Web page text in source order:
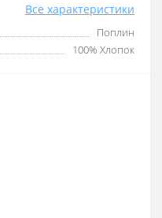
Все характеристики
Поплин
100% Хлопок